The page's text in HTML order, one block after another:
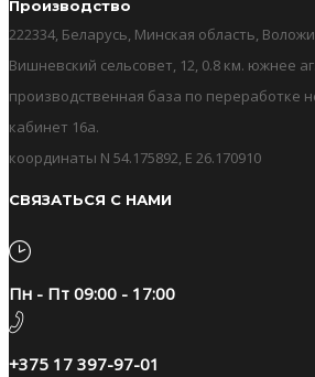
Производство
222334, Беларусь, Минская область,
Вишневский сельсовет, 12, 0.8 км. южнее
производственная база по переработке
кабинет 16а.
координаты N 54.175892, E 26.170910
СВЯЗАТЬСЯ С НАМИ
Пн - Пт 09:00 - 17:00
+375 17 397-97-01